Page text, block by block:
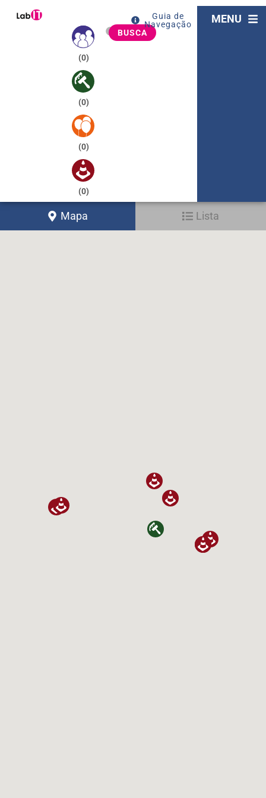
(0)
(0)
(0)
(0)
BUSCA
Guia de
Navegação
MENU
Mapa Lista